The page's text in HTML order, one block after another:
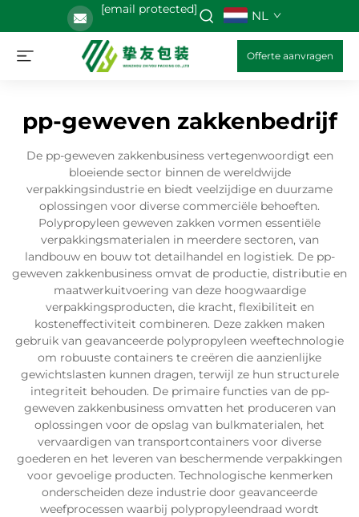
[email protected] NL
Offerte aanvragen
pp-geweven zakkenbedrijf
De pp-geweven zakkenbusiness vertegenwoordigt een
bloeiende sector binnen de wereldwijde
verpakkingsindustrie en biedt veelzijdige en duurzame
oplossingen voor diverse commerciële behoeften.
Polypropyleen geweven zakken vormen essentiële
verpakkingsmaterialen in meerdere sectoren, van
landbouw en bouw tot detailhandel en logistiek. De pp-
geweven zakkenbusiness omvat de productie, distributie en
maatwerkuitvoering van deze hoogwaardige
verpakkingsproducten, die kracht, flexibiliteit en
kosteneffectiviteit combineren. Deze zakken maken
gebruik van geavanceerde polypropyleen weeftechnologie
om robuuste containers te creëren die aanzienlijke
gewichtslasten kunnen dragen, terwijl ze hun structurele
integriteit behouden. De primaire functies van de pp-
geweven zakkenbusiness omvatten het produceren van
oplossingen voor de opslag van bulkmaterialen, het
vervaardigen van transportcontainers voor diverse
goederen en het leveren van beschermende verpakkingen
voor gevoelige producten. Technologische kenmerken
onderscheiden deze industrie door geavanceerde
weefprocessen waarbij polypropyleendraad wordt